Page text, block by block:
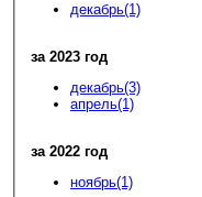
декабрь(1)
за 2023 год
декабрь(3)
апрель(1)
за 2022 год
ноябрь(1)